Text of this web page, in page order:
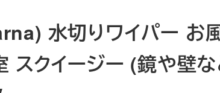
水切りワイパー お
スクイージー (鏡や壁